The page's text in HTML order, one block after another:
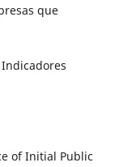
que
of Initial Public